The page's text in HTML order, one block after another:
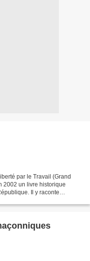
par le Travail (Grand
2002 un livre historique
Il y raconte